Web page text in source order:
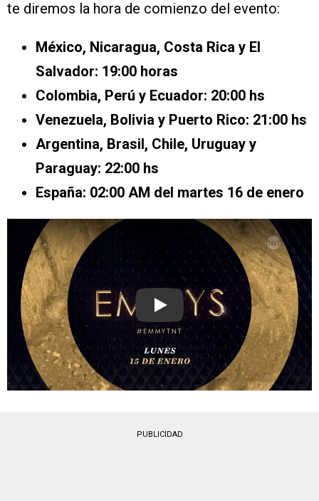
te diremos la hora de comienzo del evento:
México, Nicaragua, Costa Rica y El
Salvador: 19:00 horas
Colombia, Perú y Ecuador: 20:00 hs
Venezuela, Bolivia y Puerto Rico: 21:00 hs
Argentina, Brasil, Chile, Uruguay y
Paraguay: 22:00 hs
España: 02:00 AM del martes 16 de enero
Play
PUBLICIDAD